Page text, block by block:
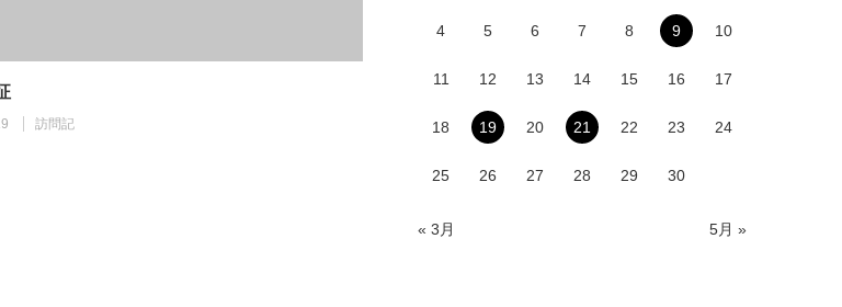
訪問記
4 5 6 7 8 9 10
11 12 13 14 15 16 17
18 19 20 21 22 23 24
25 26 27 28 29 30
« 3月 5月 »